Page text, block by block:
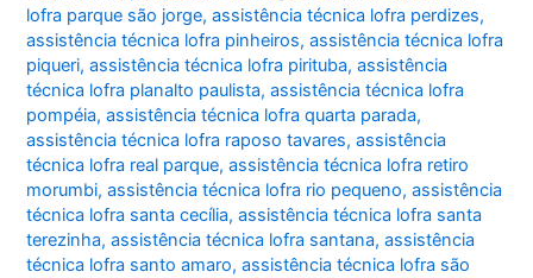
lofra parque são jorge,assistência técnica lofra perdizes,
assistência técnica lofra pinheiros,assistência técnica lofra
piqueri,assistência técnica lofra pirituba,assistência
técnica lofra planalto paulista,assistência técnica lofra
pompéia,assistência técnica lofra quarta parada,
assistência técnica lofra raposo tavares,assistência
técnica lofra real parque,assistência técnica lofra retiro
morumbi,assistência técnica lofra rio pequeno,assistência
técnica lofra santa cecília,assistência técnica lofra santa
terezinha,assistência técnica lofra santana,assistência
técnica lofra santo amaro,assistência técnica lofra são